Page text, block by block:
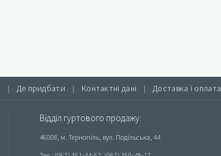
| Де придбати | Контактні дані | Доставка і оплата
Відділ гуртового продажу:
46008, м. Тернопіль, вул. Подільська, 44